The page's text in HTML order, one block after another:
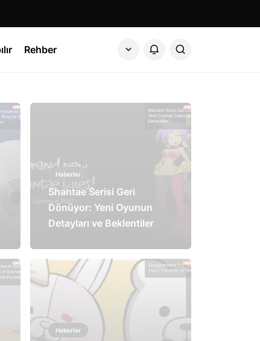
Rehber
Haberler
Shantae Serisi Geri
Dönüyor: Yeni Oyunun
Detayları ve Beklentiler
Haberler